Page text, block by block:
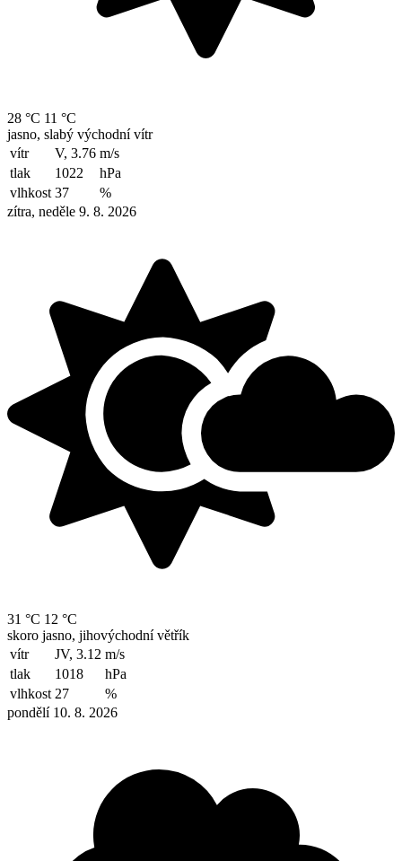
28 °C 11 °C
jasno, slabý východní vítr
vítr
V, 3.76 m/s
tlak
1022
hPa
vlhkost 37
%
zítra, neděle 9. 8. 2026
31 °C 12 °C
skoro jasno, jihovýchodní větřík
vítr
JV, 3.12 m/s
tlak
1018
hPa
vlhkost 27
%
pondělí 10. 8. 2026